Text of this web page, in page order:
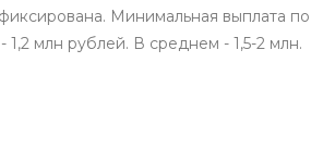
Минимальная выплата по
млн рублей. В среднем - 1,5-2 млн.